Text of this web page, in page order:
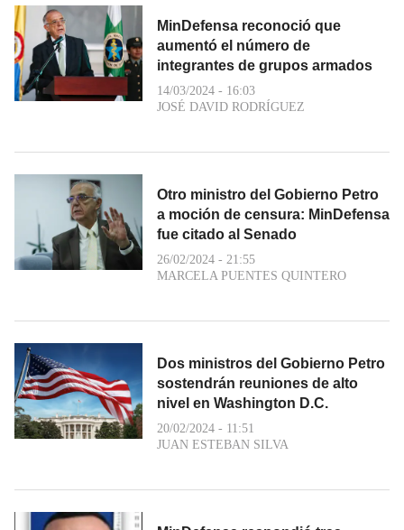
MinDefensa reconoció que
aumentó el número de
integrantes de grupos armados
14/03/2024 - 16:03
JOSÉ DAVID RODRÍGUEZ
Otro ministro del Gobierno Petro
a moción de censura: MinDefensa
fue citado al Senado
26/02/2024 - 21:55
MARCELA PUENTES QUINTERO
Dos ministros del Gobierno Petro
sostendrán reuniones de alto
nivel en Washington D.C.
20/02/2024 - 11:51
JUAN ESTEBAN SILVA